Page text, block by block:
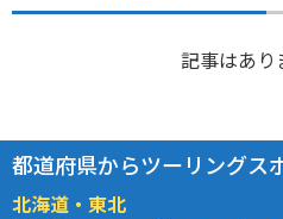
記事はあり
都道府県からツーリングス
北海道・東北